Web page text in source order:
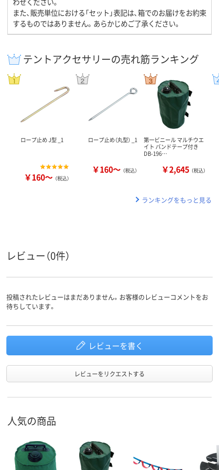
また、販売単位における「セット」表記は、箱でのお届けをお約束
するものではありません。あらかじめご了承ください。
テントアクセサリーの売れ筋ランキング
ロープ止め J型 _1
￥160～ （税込）
ロープ止め（丸型） _1
￥160～ （税込）
第一ビニール マルチウエ
イト バンドテープ付き
DB-196…
￥2,645 （税込）
ランキングをもっと見る
レビュー（0件）
投稿されたレビューはまだありません。お客様のレビューコメントをお
待ちしています。
レビューを書く
レビューをリクエストする
人気の商品